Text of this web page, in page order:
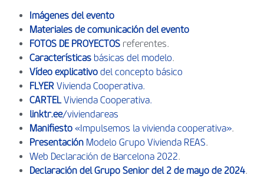
Imágenes del evento
Materiales de comunicación del evento
FOTOS DE PROYECTOS referentes.
Características básicas del modelo.
Vídeo explicativo del concepto básico
FLYER Vivienda Cooperativa.
CARTELVivienda Cooperativa.
linktr.ee/viviendareas
Manifiesto «Impulsemos la vivienda cooperativa».
Presentación Modelo Grupo Vivienda REAS.
Web Declaración de Barcelona 2022.
Declaración del Grupo Senior del 2 de mayo de 2024.